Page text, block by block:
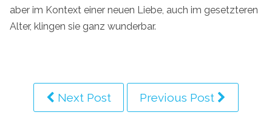
aber im Kontext einer neuen Liebe, auch im gesetzteren
Alter, klingen sie ganz wunderbar.
Next Post Previous Post